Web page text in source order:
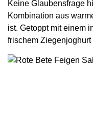
Keine Glaubensfrage
Kombination aus
ist. Getoppt mit einem
frischem